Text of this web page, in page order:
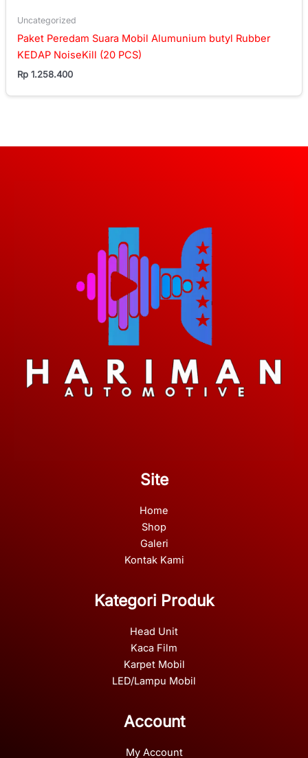
Uncategorized
Paket Peredam Suara Mobil Alumunium butyl Rubber
KEDAP NoiseKill (20 PCS)
Rp 1.258.400
Site
Home
Shop
Galeri
Kontak Kami
Kategori Produk
Head Unit
Kaca Film
Karpet Mobil
LED/Lampu Mobil
Account
My Account